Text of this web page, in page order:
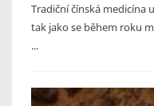
Tradiční čínská medicína
tak jako se během roku
...